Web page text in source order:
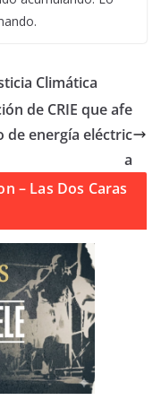
Climática
de CRIE que afe
de energía eléctric
a
– Las Dos Caras